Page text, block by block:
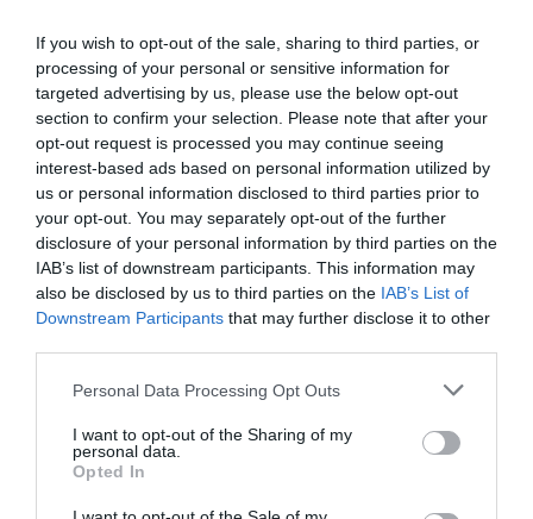
If you wish to opt-out of the sale, sharing to third parties, or
processing of your personal or sensitive information for
targeted advertising by us, please use the below opt-out
section to confirm your selection. Please note that after your
opt-out request is processed you may continue seeing
interest-based ads based on personal information utilized by
us or personal information disclosed to third parties prior to
your opt-out. You may separately opt-out of the further
disclosure of your personal information by third parties on the
IAB’s list of downstream participants. This information may
also be disclosed by us to third parties on the IAB’s List of
Downstream Participants that may further disclose it to other
Please note that this website/app uses one or more Google
not limited to your visit or usage behaviour. You may click to
grant or deny consent to Google and its third-party tags to
use your data for below specified purposes in below Google
consent section.
Personal Data Processing Opt Outs
I want to opt-out of the Sharing of my
personal data.
Opted In
Ανθοδέσμη με 50 κόκκινα
τριαντάφυλλα
145,00€
Προσθήκη στο
καλάθι
Ανθοδέσμη με mix άνθη
30,00€
Προσθήκη στο
καλάθι
Ανθοδέσμη με mix άνθη
45,00
Ανθοδέσμη με mix ροζ